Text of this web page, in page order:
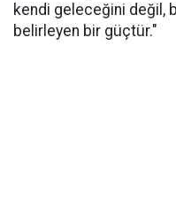
kendi geleceğini değil,
belirleyen bir güçtür."